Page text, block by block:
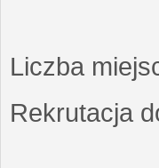
Liczba
Rekrutacja